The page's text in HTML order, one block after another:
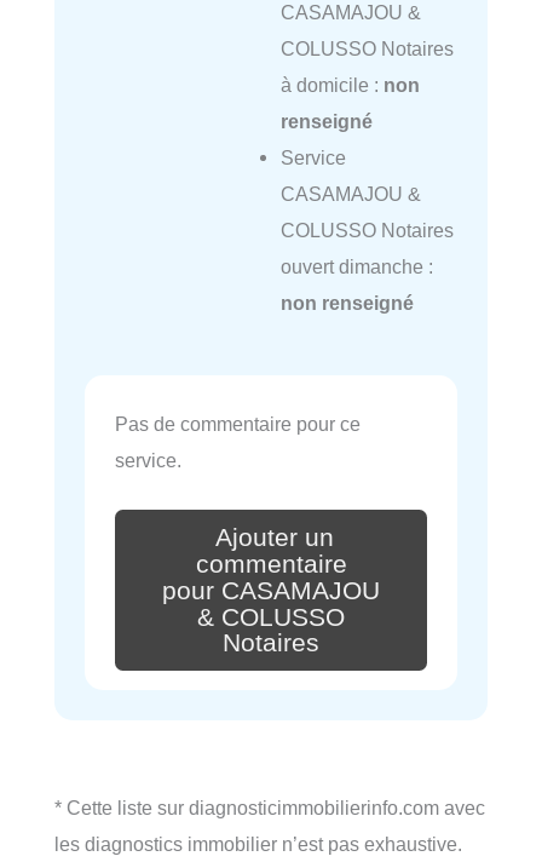
CASAMAJOU &
COLUSSO Notaires
à domicile : non
renseigné
Service
CASAMAJOU &
COLUSSO Notaires
ouvert dimanche :
non renseigné
Pas de commentaire pour ce
service.
Ajouter un
commentaire
pour CASAMAJOU
& COLUSSO
Notaires
* Cette liste sur diagnosticimmobilierinfo.com avec
les diagnostics immobilier n’est pas exhaustive.